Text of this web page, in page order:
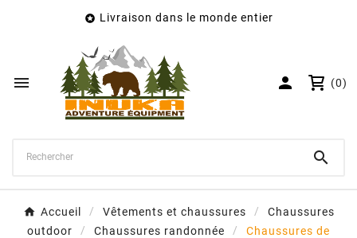
 Livraison dans le monde entier
  (0)

Accueil Vêtements et chaussures
Chaussures
outdoor
Chaussures randonnée
Chaussures de
Nom de la liste d'envies